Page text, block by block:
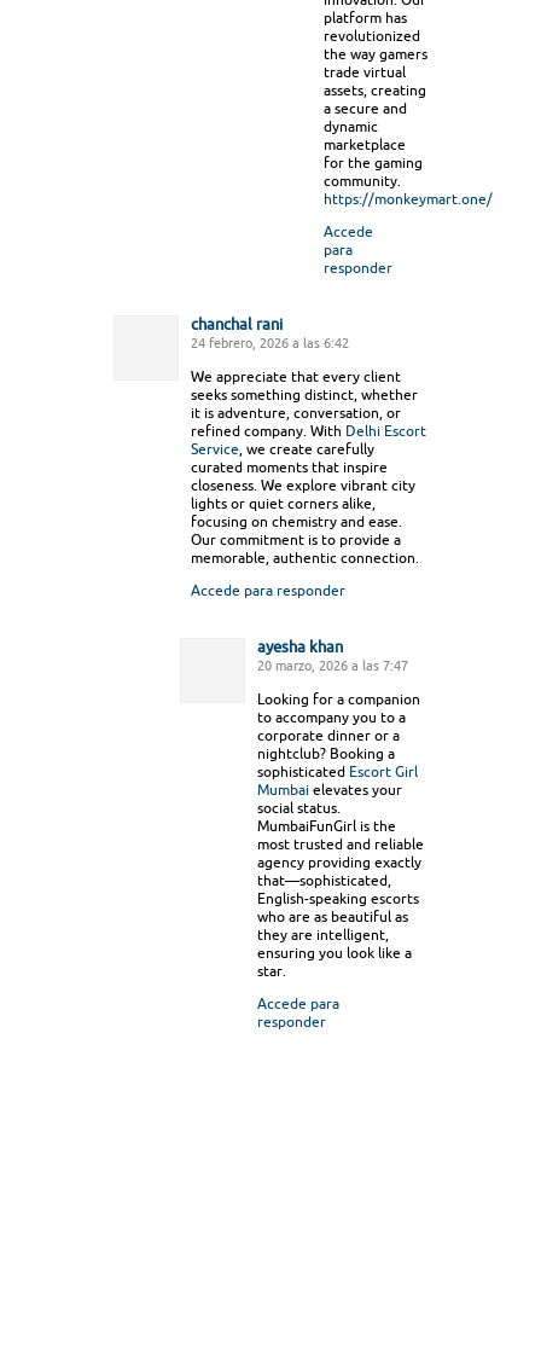
platform has
revolutionized
the way gamers
trade virtual
assets, creating
a secure and
dynamic
marketplace
for the gaming
community.
https://monkeymart.one/
Accede
para
responder
chanchal rani
24 febrero, 2026 a las 6:42
We appreciate that every client
seeks something distinct, whether
it is adventure, conversation, or
refined company. With Delhi Escort
Service , we create carefully
curated moments that inspire
closeness. We explore vibrant city
lights or quiet corners alike,
focusing on chemistry and ease.
Our commitment is to provide a
memorable, authentic connection.
Accede para responder
ayesha khan
20 marzo, 2026 a las 7:47
Looking for a companion
to accompany you to a
corporate dinner or a
nightclub? Booking a
sophisticated Escort Girl
Mumbai elevates your
social status.
MumbaiFunGirl is the
most trusted and reliable
agency providing exactly
that—sophisticated,
English-speaking escorts
who are as beautiful as
they are intelligent,
ensuring you look like a
star.
Accede para
responder